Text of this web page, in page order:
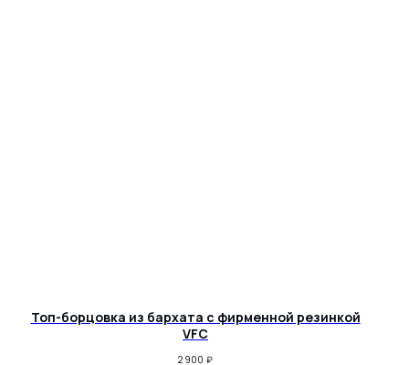
Топ-борцовка из бархата с фирменной резинкой
VFC
2 900 ₽